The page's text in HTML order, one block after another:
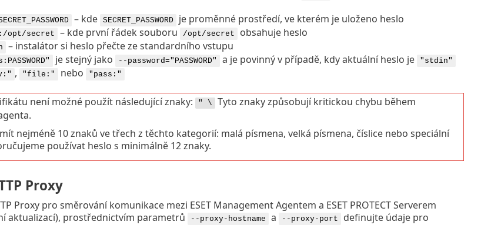
– kde SECRET_PASSWORD je proměnné prostředí, ve kterém je uloženo heslo
opt/secret – kde první řádek souboru /opt/secret obsahuje heslo
– instalátor si heslo přečte ze standardního vstupu
je stejný jako --password="PASSWORD" a je povinný v případě, kdy aktuální heslo je "stdin"
, "file:" nebo "pass:"
není možné použít následující znaky: " \ Tyto znaky způsobují kritickou chybu během
nejméně 10 znaků ve třech z těchto kategorií: malá písmena, velká písmena, číslice nebo speciální
používat heslo s minimálně 12 znaky.
Proxy
Proxy pro směrování komunikace mezi ESET Management Agentem a ESET PROTECT Serverem
aktualizací), prostřednictvím parametrů
--proxy-hostname a --proxy-port
definujte údaje pro